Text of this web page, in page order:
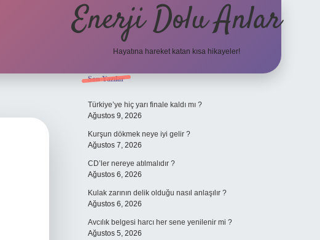
Enerji Dolu Anlar
Hayatına hareket katan kısa hikayeler!
Sidebar
Son Yazılar
Türkiye’ye hiç yarı finale kaldı mı ?
Ağustos 9, 2026
Kurşun dökmek neye iyi gelir ?
Ağustos 7, 2026
CD’ler nereye atılmalıdır ?
Ağustos 6, 2026
Kulak zarının delik olduğu nasıl anlaşılır ?
Ağustos 6, 2026
Avcılık belgesi harcı her sene yenilenir mi ?
Ağustos 5, 2026